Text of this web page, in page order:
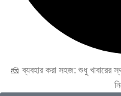
🧀 ব্যবহার করা সহজ: শুধু খাবারের